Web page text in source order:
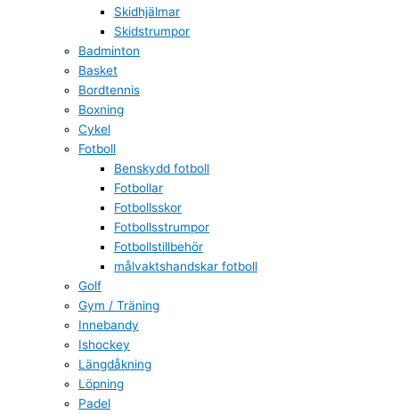
Skidhjälmar
Skidstrumpor
Badminton
Basket
Bordtennis
Boxning
Cykel
Fotboll
Benskydd fotboll
Fotbollar
Fotbollsskor
Fotbollsstrumpor
Fotbollstillbehör
målvaktshandskar fotboll
Golf
Gym / Träning
Innebandy
Ishockey
Längdåkning
Löpning
Padel